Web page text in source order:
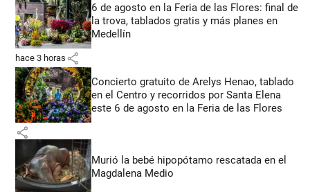
6 de agosto en la Feria de las Flores: final de
la trova, tablados gratis y más planes en
Medellín
hace 3 horas share
Concierto gratuito de Arelys Henao, tablado
en el Centro y recorridos por Santa Elena
este 6 de agosto en la Feria de las Flores
share
Murió la bebé hipopótamo rescatada en el
Magdalena Medio